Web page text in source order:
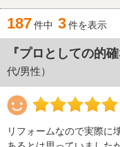
187件中 3件を表示
『プロとしての的
代/男性）
リフォームなので実際に